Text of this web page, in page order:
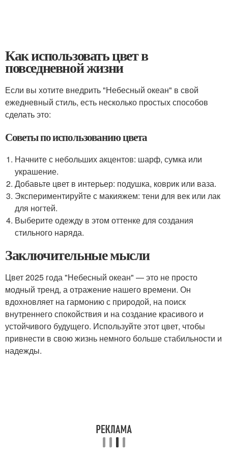
Как использовать цвет в
повседневной жизни
Если вы хотите внедрить "Небесный океан" в свой
ежедневный стиль, есть несколько простых способов
сделать это:
Советы по использованию цвета
Начните с небольших акцентов: шарф, сумка или
украшение.
Добавьте цвет в интерьер: подушка, коврик или ваза.
Экспериментируйте с макияжем: тени для век или лак
для ногтей.
Выберите одежду в этом оттенке для создания
стильного наряда.
Заключительные мысли
Цвет 2025 года "Небесный океан" — это не просто
модный тренд, а отражение нашего времени. Он
вдохновляет на гармонию с природой, на поиск
внутреннего спокойствия и на создание красивого и
устойчивого будущего. Используйте этот цвет, чтобы
привнести в свою жизнь немного больше стабильности и
надежды.